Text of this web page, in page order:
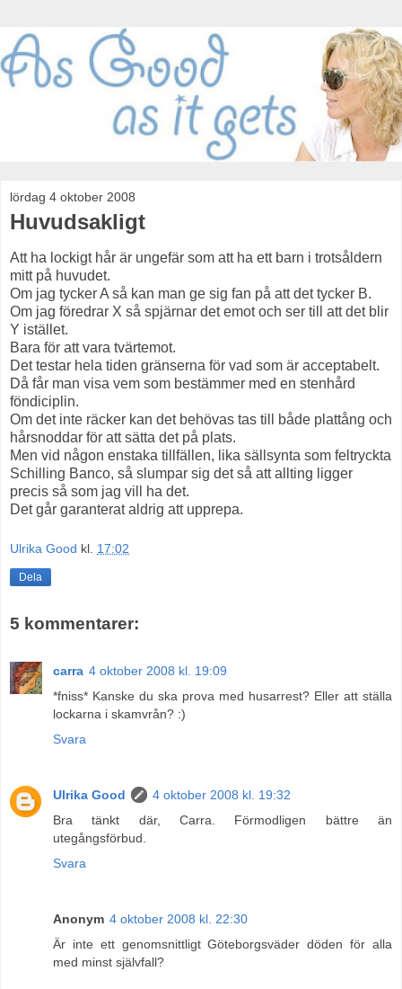
lördag 4 oktober 2008
Huvudsakligt
Att ha lockigt hår är ungefär som att ha ett barn i trotsåldern
mitt på huvudet.
Om jag tycker A så kan man ge sig fan på att det tycker B.
Om jag föredrar X så spjärnar det emot och ser till att det blir
Y istället.
Bara för att vara tvärtemot.
Det testar hela tiden gränserna för vad som är acceptabelt.
Då får man visa vem som bestämmer med en stenhård
föndiciplin.
Om det inte räcker kan det behövas tas till både plattång och
hårsnoddar för att sätta det på plats.
Men vid någon enstaka tillfällen, lika sällsynta som feltryckta
Schilling Banco, så slumpar sig det så att allting ligger
precis så som jag vill ha det.
Det går garanterat aldrig att upprepa.
Ulrika Good kl. 17:02
Dela
5 kommentarer:
carra 4 oktober 2008 kl. 19:09
*fniss* Kanske du ska prova med husarrest? Eller att ställa
lockarna i skamvrån? :)
Svara
Ulrika Good
4 oktober 2008 kl. 19:32
Bra tänkt där, Carra. Förmodligen bättre än
utegångsförbud.
Svara
Anonym 4 oktober 2008 kl. 22:30
Är inte ett genomsnittligt Göteborgsväder döden för alla
med minst självfall?